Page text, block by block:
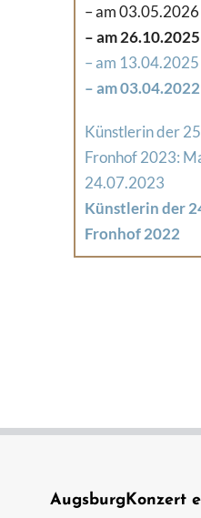
– am 03.05.2026
– am 26.10.2025
– am 13.04.2025
– am 03.04.2022
Künstlerin der
Fronhof 2023:
24.07.2023
Künstlerin der
Fronhof 2022
AugsburgKonzert